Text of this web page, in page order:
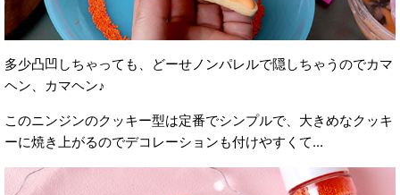
多少凸凹しちゃっても、どーせノンパレルで隠しちゃうのでカマ
ヘン、カマヘン♪
このニンジンのクッキー型は定番でシンプルで、大きめなクッキ
ーに焼き上がるのでデコレーションも付けやすくて...